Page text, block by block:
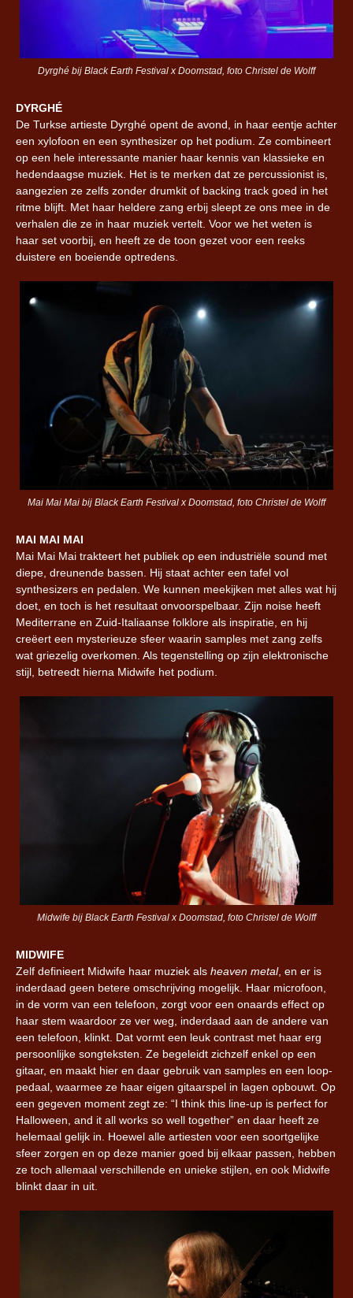
Dyrghé bij Black Earth Festival x Doomstad, foto Christel de Wolff
DYRGHÉ
De Turkse artieste Dyrghé opent de avond, in haar eentje achter
een xylofoon en een synthesizer op het podium. Ze combineert
op een hele interessante manier haar kennis van klassieke en
hedendaagse muziek. Het is te merken dat ze percussionist is,
aangezien ze zelfs zonder drumkit of backing track goed in het
ritme blijft. Met haar heldere zang erbij sleept ze ons mee in de
verhalen die ze in haar muziek vertelt. Voor we het weten is
haar set voorbij, en heeft ze de toon gezet voor een reeks
duistere en boeiende optredens.
Mai Mai Mai bij Black Earth Festival x Doomstad, foto Christel de Wolff
MAI MAI MAI
Mai Mai Mai trakteert het publiek op een industriële sound met
diepe, dreunende bassen. Hij staat achter een tafel vol
synthesizers en pedalen. We kunnen meekijken met alles wat hij
doet, en toch is het resultaat onvoorspelbaar. Zijn noise heeft
Mediterrane en Zuid-Italiaanse folklore als inspiratie, en hij
creëert een mysterieuze sfeer waarin samples met zang zelfs
wat griezelig overkomen. Als tegenstelling op zijn elektronische
stijl, betreedt hierna Midwife het podium.
Midwife bij Black Earth Festival x Doomstad, foto Christel de Wolff
MIDWIFE
Zelf definieert Midwife haar muziek als heaven metal, en er is
inderdaad geen betere omschrijving mogelijk. Haar microfoon,
in de vorm van een telefoon, zorgt voor een onaards effect op
haar stem waardoor ze ver weg, inderdaad aan de andere van
een telefoon, klinkt. Dat vormt een leuk contrast met haar erg
persoonlijke songteksten. Ze begeleidt zichzelf enkel op een
gitaar, en maakt hier en daar gebruik van samples en een loop-
pedaal, waarmee ze haar eigen gitaarspel in lagen opbouwt. Op
een gegeven moment zegt ze: “I think this line-up is perfect for
Halloween, and it all works so well together” en daar heeft ze
helemaal gelijk in. Hoewel alle artiesten voor een soortgelijke
sfeer zorgen en op deze manier goed bij elkaar passen, hebben
ze toch allemaal verschillende en unieke stijlen, en ook Midwife
blinkt daar in uit.